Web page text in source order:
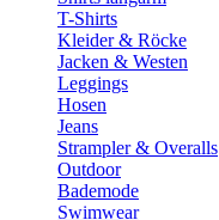
T-Shirts
Kleider & Röcke
Jacken & Westen
Leggings
Hosen
Jeans
Strampler & Overalls
Outdoor
Bademode
Swimwear